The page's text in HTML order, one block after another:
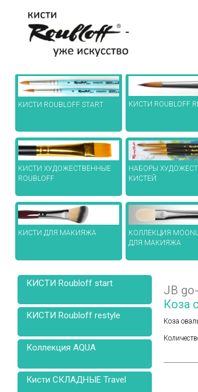
КИСТИ ROUBLOFF START КИСТИ ROUBLOFF
КИСТИ ХУДОЖЕСТВЕННЫЕ
ROUBLOFF
НАБОРЫ
КИСТЕЙ
КИСТИ ДЛЯ МАКИЯЖА
КОЛЛЕКЦИЯ
ДЛЯ МАКИЯЖА
КИСТИ Roubloff start
КИСТИ Roubloff restyle
Коллекция AQUA
Кисти СКЛАДНЫЕ Travel
JB
Коза
Коза